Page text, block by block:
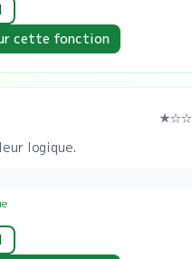
cette fonction
★☆☆
logique.